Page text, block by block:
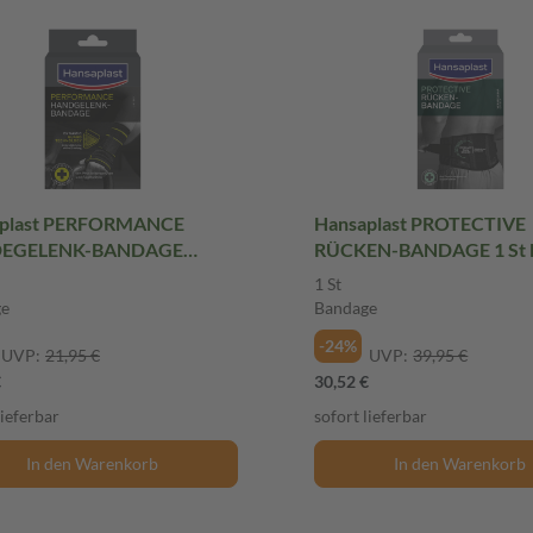
PERFORMANCE
BANDAGE
1 St Bandage
UVP: 21,95 €
In den Warenkorb
Hansaplast PROTECTIVE
RÜCKEN-BANDAGE 1 St
1 St
Bandage
-24%
UVP: 39,95 €
30,52 €
sofort lieferbar
In den Warenkorb